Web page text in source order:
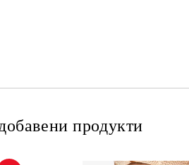
продукти